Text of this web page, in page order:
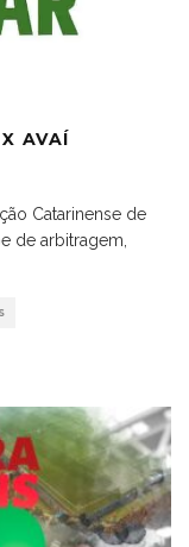
AVAÍ
Catarinense de
de arbitragem,